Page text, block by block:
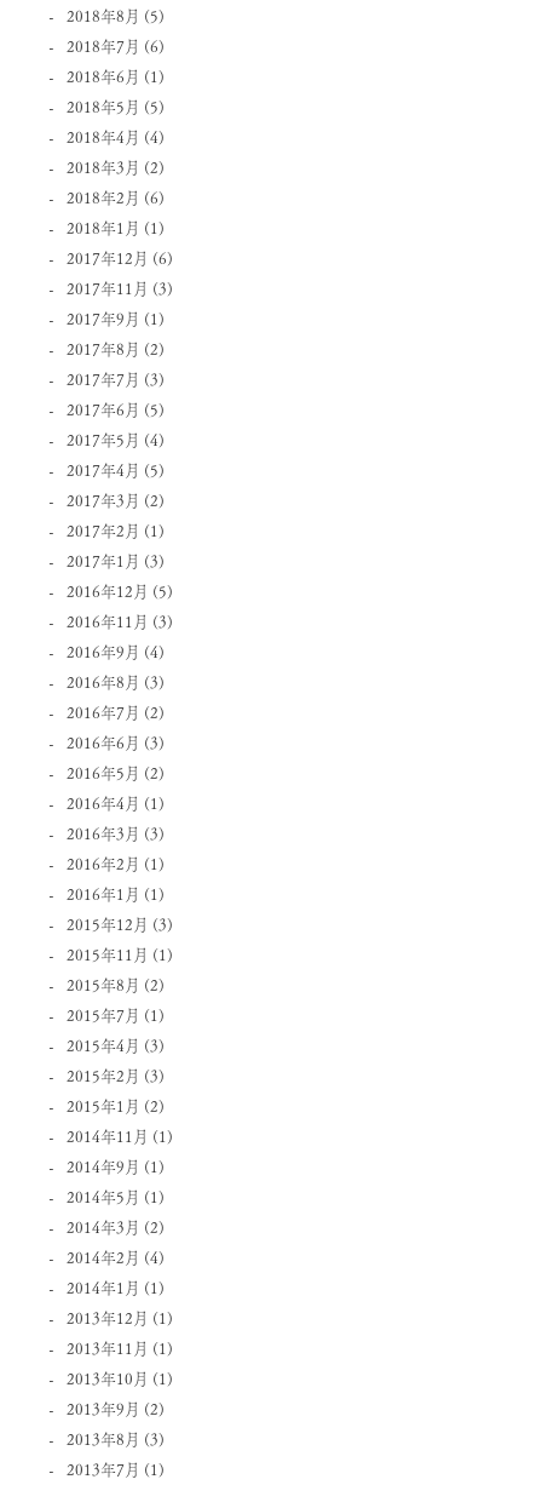
2018年8月 (5)
2018年7月 (6)
2018年6月 (1)
2018年5月 (5)
2018年4月 (4)
2018年3月 (2)
2018年2月 (6)
2018年1月 (1)
2017年12月 (6)
2017年11月 (3)
2017年9月 (1)
2017年8月 (2)
2017年7月 (3)
2017年6月 (5)
2017年5月 (4)
2017年4月 (5)
2017年3月 (2)
2017年2月 (1)
2017年1月 (3)
2016年12月 (5)
2016年11月 (3)
2016年9月 (4)
2016年8月 (3)
2016年7月 (2)
2016年6月 (3)
2016年5月 (2)
2016年4月 (1)
2016年3月 (3)
2016年2月 (1)
2016年1月 (1)
2015年12月 (3)
2015年11月 (1)
2015年8月 (2)
2015年7月 (1)
2015年4月 (3)
2015年2月 (3)
2015年1月 (2)
2014年11月 (1)
2014年9月 (1)
2014年5月 (1)
2014年3月 (2)
2014年2月 (4)
2014年1月 (1)
2013年12月 (1)
2013年11月 (1)
2013年10月 (1)
2013年9月 (2)
2013年8月 (3)
2013年7月 (1)